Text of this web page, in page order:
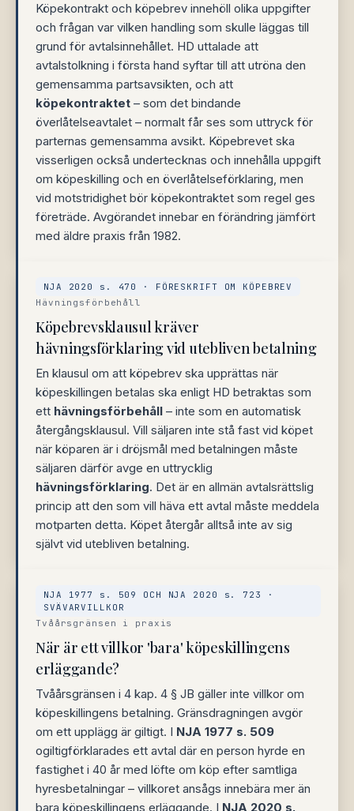
Köpekontrakt och köpebrev innehöll olika uppgifter
och frågan var vilken handling som skulle läggas till
grund för avtalsinnehållet. HD uttalade att
avtalstolkning i första hand syftar till att utröna den
gemensamma partsavsikten, och att
köpekontraktet – som det bindande
överlåtelseavtalet – normalt får ses som uttryck för
parternas gemensamma avsikt. Köpebrevet ska
visserligen också undertecknas och innehålla uppgift
om köpeskilling och en överlåtelseförklaring, men
vid motstridighet bör köpekontraktet som regel ges
företräde. Avgörandet innebar en förändring jämfört
med äldre praxis från 1982.
NJA 2020 s. 470 · FÖRESKRIFT OM KÖPEBREV
Hävningsförbehåll
Köpebrevsklausul kräver
hävningsförklaring vid utebliven betalning
En klausul om att köpebrev ska upprättas när
köpeskillingen betalas ska enligt HD betraktas som
ett hävningsförbehåll – inte som en automatisk
återgångsklausul. Vill säljaren inte stå fast vid köpet
när köparen är i dröjsmål med betalningen måste
säljaren därför avge en uttrycklig
hävningsförklaring. Det är en allmän avtalsrättslig
princip att den som vill häva ett avtal måste meddela
motparten detta. Köpet återgår alltså inte av sig
självt vid utebliven betalning.
NJA 1977 s. 509 OCH NJA 2020 s. 723 ·
SVÄVARVILLKOR
Tvåårsgränsen i praxis
När är ett villkor 'bara' köpeskillingens
erläggande?
Tvåårsgränsen i 4 kap. 4 § JB gäller inte villkor om
köpeskillingens betalning. Gränsdragningen avgör
om ett upplägg är giltigt. I NJA 1977 s. 509
ogiltigförklarades ett avtal där en person hyrde en
fastighet i 40 år med löfte om köp efter samtliga
hyresbetalningar – villkoret ansågs innebära mer än
bara köpeskillingens erläggande. I NJA 2020 s.